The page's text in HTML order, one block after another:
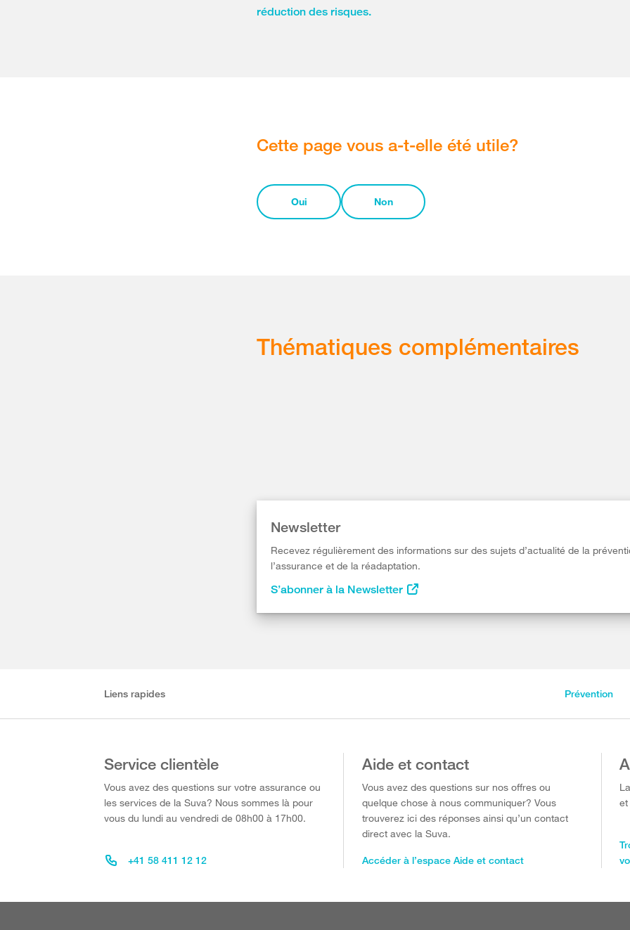
réduction des risques.
Cette page vous a-t-elle été utile?
Oui Non
Thématiques complémentaires
Newsletter
Recevez régulièrement des informations sur des sujets d’actualité de la
l’assurance et de la réadaptation.
S’abonner à la Newsletter
Liens rapides Prévention
Service clientèle
Vous avez des questions sur votre assurance ou
les services de la Suva? Nous sommes là pour
vous du lundi au vendredi de 08h00 à 17h00.
+41 58 411 12 12
Aide et contact
Vous avez des questions sur nos offres ou
quelque chose à nous communiquer? Vous
trouverez ici des réponses ainsi qu’un contact
direct avec la Suva.
Accéder à l’espace Aide et contact